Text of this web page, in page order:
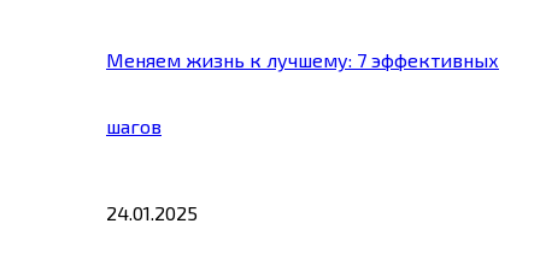
Меняем жизнь к лучшему: 7 эффективных
шагов
24.01.2025